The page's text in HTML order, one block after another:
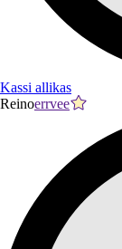
Kassi allikas
Reinoerrvee